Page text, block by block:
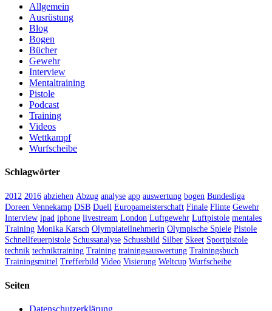
Allgemein
Ausrüstung
Blog
Bogen
Bücher
Gewehr
Interview
Mentaltraining
Pistole
Podcast
Training
Videos
Wettkampf
Wurfscheibe
Schlagwörter
2012 2016 abziehen Abzug analyse app auswertung bogen Bundesliga
Doreen Vennekamp DSB Duell Europameisterschaft Finale Flinte Gewehr
Interview ipad iphone livestream London Luftgewehr Luftpistole mentales
Training Monika Karsch Olympiateilnehmerin Olympische Spiele Pistole
Schnellfeuerpistole Schussanalyse Schussbild Silber Skeet Sportpistole
technik techniktraining Training trainingsauswertung Trainingsbuch
Trainingsmittel Trefferbild Video Visierung Weltcup Wurfscheibe
Seiten
Datenschutzerklärung